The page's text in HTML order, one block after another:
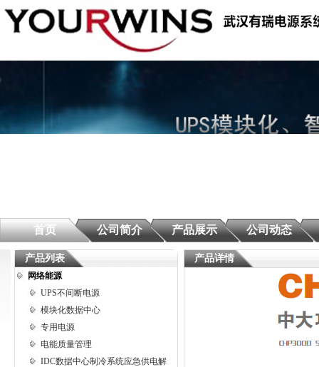
首页 公司简介 产品展示 公司动态
产品详情
产品列表
网络能源
UPS不间断电源
模块化数据中心
专用电源
电能质量管理
IDC数据中心制冷系统应急供电解